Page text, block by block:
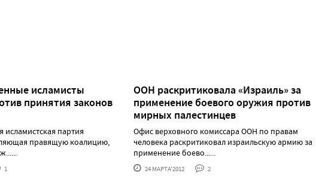
исламисты
принятия законов
исламистская партия
правящую коалицию,
1
ООН раскритиковала «Израиль» за
применение боевого оружия против
мирных палестинцев
Офис верховного комиссара ООН по правам
человека раскритиковал израильскую армию за
применение боево......
24 МАРТА'2012 2